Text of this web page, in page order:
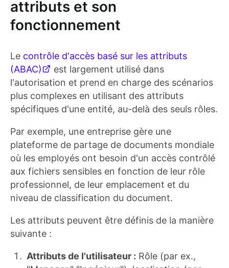
attributs et son
fonctionnement
Le contrôle d'accès basé sur les attributs
(ABAC)
est largement utilisé dans
l'autorisation et prend en charge des scénarios
plus complexes en utilisant des attributs
spécifiques d'une entité, au-delà des seuls rôles.
Par exemple, une entreprise gère une
plateforme de partage de documents mondiale
où les employés ont besoin d'un accès contrôlé
aux fichiers sensibles en fonction de leur rôle
professionnel, de leur emplacement et du
niveau de classification du document.
Les attributs peuvent être définis de la manière
suivante :
Attributs de l'utilisateur : Rôle (par ex.,